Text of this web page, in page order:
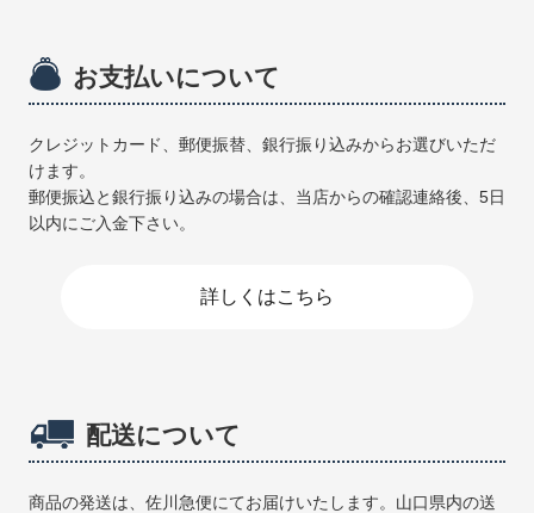
お支払いについて
クレジットカード、郵便振替、銀行振り込みからお選びいただ
けます。
郵便振込と銀行振り込みの場合は、当店からの確認連絡後、5日
以内にご入金下さい。
詳しくはこちら
配送について
商品の発送は、佐川急便にてお届けいたします。山口県内の送